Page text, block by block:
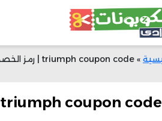
» triumph coupon code | رمز الخصم (P34) | خصم 40% عند التسوق
triumph coupon code | رمز الخصم (P34) | خصم 40% عند التسوق